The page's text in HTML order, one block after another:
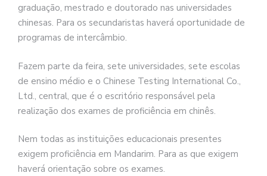
graduação, mestrado e doutorado nas universidades
chinesas. Para os secundaristas haverá oportunidade de
programas de intercâmbio.
Fazem parte da feira, sete universidades, sete escolas
de ensino médio e o Chinese Testing International Co.,
Ltd., central, que é o escritório responsável pela
realização dos exames de proficiência em chinês.
Nem todas as instituições educacionais presentes
exigem proficiência em Mandarim. Para as que exigem
haverá orientação sobre os exames.